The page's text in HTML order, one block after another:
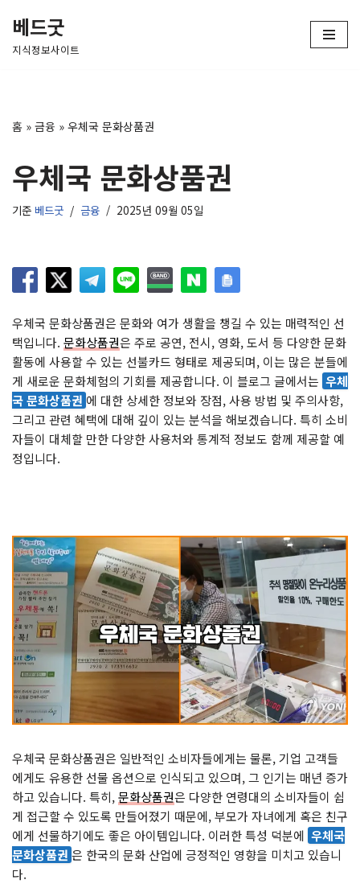
콘
건
기
베드굿
지식정보사이트
홈 » 금융 » 우체국 문화상품권
우체국 문화상품권
기준 베드굿 금융 2025년 09월 05일
우체국 문화상품권은 문화와 여가 생활을 챙길 수 있는 매력적인 선
택입니다. 문화상품권은 주로 공연, 전시, 영화, 도서 등 다양한 문화
활동에 사용할 수 있는 선불카드 형태로 제공되며, 이는 많은 분들에
게 새로운 문화체험의 기회를 제공합니다. 이 블로그 글에서는 우체
국 문화상품권 에 대한 상세한 정보와 장점, 사용 방법 및 주의사항,
그리고 관련 혜택에 대해 깊이 있는 분석을 해보겠습니다. 특히 소비
자들이 대체할 만한 다양한 사용처와 통계적 정보도 함께 제공할 예
정입니다.
우체국 문화상품권은 일반적인 소비자들에게는 물론, 기업 고객들
에게도 유용한 선물 옵션으로 인식되고 있으며, 그 인기는 매년 증가
하고 있습니다. 특히,문화상품권은 다양한 연령대의 소비자들이 쉽
게 접근할 수 있도록 만들어졌기 때문에, 부모가 자녀에게 혹은 친구
에게 선물하기에도 좋은 아이템입니다. 이러한 특성 덕분에 우체국
문화상품권 은 한국의 문화 산업에 긍정적인 영향을 미치고 있습니
다.